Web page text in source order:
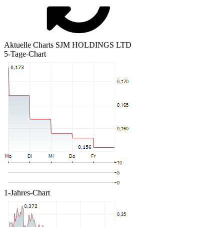
Aktuelle Charts SJM HOLDINGS LTD
5-Tage-Chart
1-Jahres-Chart